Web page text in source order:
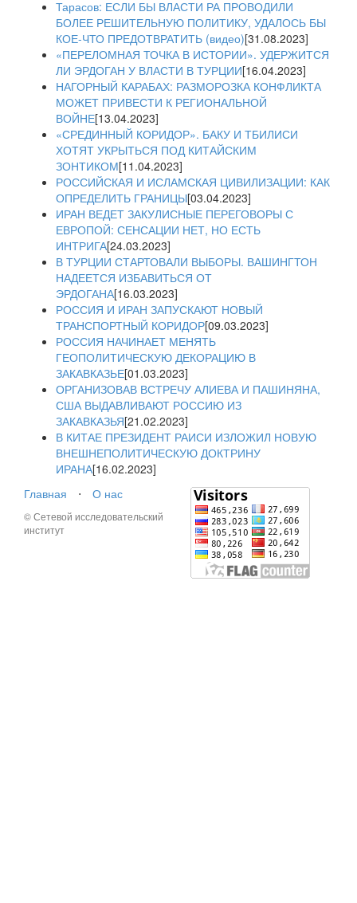
Тарасов: ЕСЛИ БЫ ВЛАСТИ РА ПРОВОДИЛИ
БОЛЕЕ РЕШИТЕЛЬНУЮ ПОЛИТИКУ, УДАЛОСЬ БЫ
КОЕ-ЧТО ПРЕДОТВРАТИТЬ (видео)[31.08.2023]
«ПЕРЕЛОМНАЯ ТОЧКА В ИСТОРИИ». УДЕРЖИТСЯ
ЛИ ЭРДОГАН У ВЛАСТИ В ТУРЦИИ[16.04.2023]
НАГОРНЫЙ КАРАБАХ: РАЗМОРОЗКА КОНФЛИКТА
МОЖЕТ ПРИВЕСТИ К РЕГИОНАЛЬНОЙ
ВОЙНЕ[13.04.2023]
«СРЕДИННЫЙ КОРИДОР». БАКУ И ТБИЛИСИ
ХОТЯТ УКРЫТЬСЯ ПОД КИТАЙСКИМ
ЗОНТИКОМ[11.04.2023]
РОССИЙСКАЯ И ИСЛАМСКАЯ ЦИВИЛИЗАЦИИ: КАК
ОПРЕДЕЛИТЬ ГРАНИЦЫ[03.04.2023]
ИРАН ВЕДЕТ ЗАКУЛИСНЫЕ ПЕРЕГОВОРЫ С
ЕВРОПОЙ: СЕНСАЦИИ НЕТ, НО ЕСТЬ
ИНТРИГА[24.03.2023]
В ТУРЦИИ СТАРТОВАЛИ ВЫБОРЫ. ВАШИНГТОН
НАДЕЕТСЯ ИЗБАВИТЬСЯ ОТ
ЭРДОГАНА[16.03.2023]
РОССИЯ И ИРАН ЗАПУСКАЮТ НОВЫЙ
ТРАНСПОРТНЫЙ КОРИДОР[09.03.2023]
РОССИЯ НАЧИНАЕТ МЕНЯТЬ
ГЕОПОЛИТИЧЕСКУЮ ДЕКОРАЦИЮ В
ЗАКАВКАЗЬЕ[01.03.2023]
ОРГАНИЗОВАВ ВСТРЕЧУ АЛИЕВА И ПАШИНЯНА,
США ВЫДАВЛИВАЮТ РОССИЮ ИЗ
ЗАКАВКАЗЬЯ[21.02.2023]
В КИТАЕ ПРЕЗИДЕНТ РАИСИ ИЗЛОЖИЛ НОВУЮ
ВНЕШНЕПОЛИТИЧЕСКУЮ ДОКТРИНУ
ИРАНА[16.02.2023]
Главная
⋅ О нас
© Сетевой исследовательский
институт